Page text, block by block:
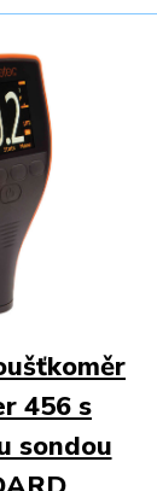
456 s
sondou